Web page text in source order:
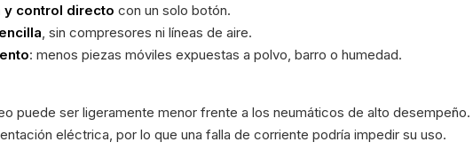
y control directo con un solo botón.
, sin compresores ni líneas de aire.
: menos piezas móviles expuestas a polvo, barro o humedad.
puede ser ligeramente menor frente a los neumáticos de alto desempeño.
eléctrica, por lo que una falla de corriente podría impedir su uso.